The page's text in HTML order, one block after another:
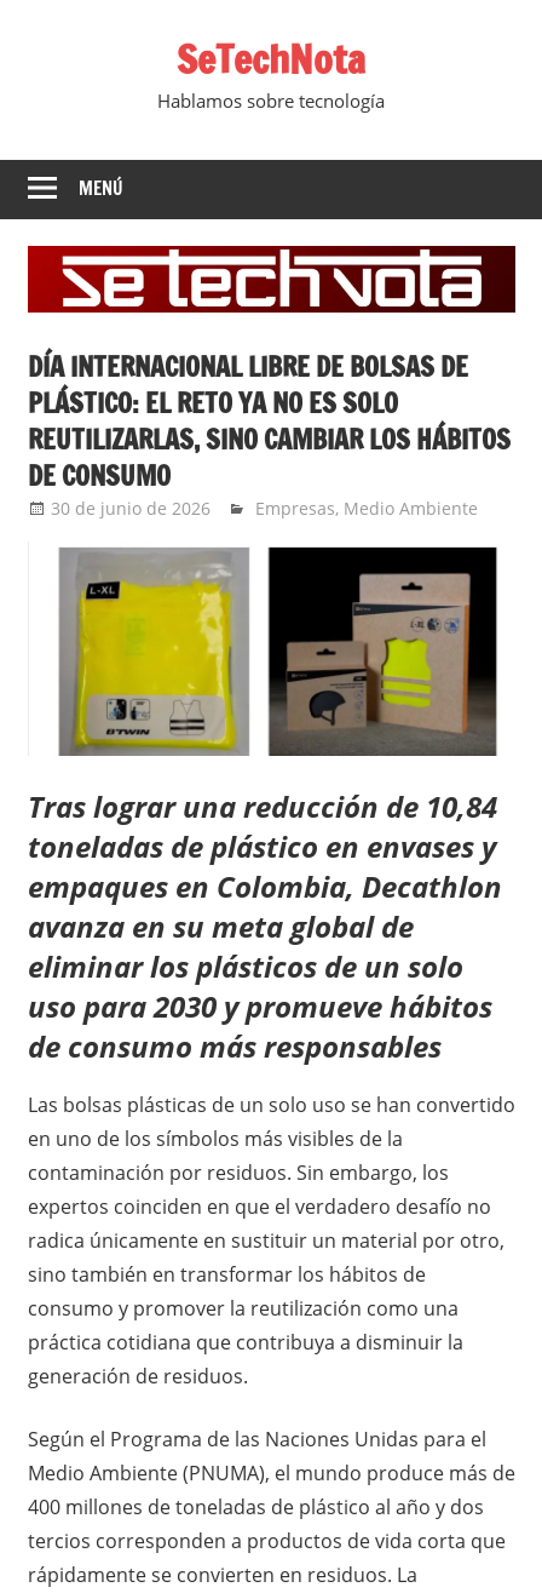
SeTechNota
Hablamos sobre tecnología
MENÚ
DÍA INTERNACIONAL LIBRE DE BOLSAS DE
PLÁSTICO: EL RETO YA NO ES SOLO
REUTILIZARLAS, SINO CAMBIAR LOS HÁBITOS
DE CONSUMO
30 de junio de 2026 Ernesto Herrera
Empresas, Medio Ambiente
Tras lograr una reducción de 10,84
toneladas de plástico en envases y
empaques en Colombia, Decathlon
avanza en su meta global de
eliminar los plásticos de un solo
uso para 2030 y promueve hábitos
de consumo más responsables
Las bolsas plásticas de un solo uso se han convertido
en uno de los símbolos más visibles de la
contaminación por residuos. Sin embargo, los
expertos coinciden en que el verdadero desafío no
radica únicamente en sustituir un material por otro,
sino también en transformar los hábitos de
consumo y promover la reutilización como una
práctica cotidiana que contribuya a disminuir la
generación de residuos.
Según el Programa de las Naciones Unidas para el
Medio Ambiente (PNUMA), el mundo produce más de
400 millones de toneladas de plástico al año y dos
tercios corresponden a productos de vida corta que
rápidamente se convierten en residuos. La